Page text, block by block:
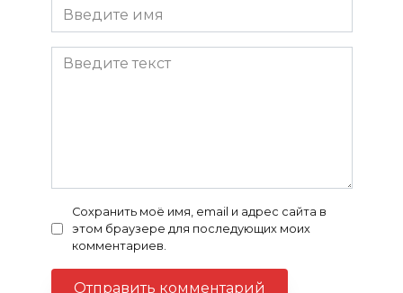
Сохранить моё имя, email и адрес сайта в
этом браузере для последующих моих
комментариев.